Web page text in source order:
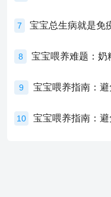
7
8
9 宝宝喂养指南：
10 宝宝喂养指南：